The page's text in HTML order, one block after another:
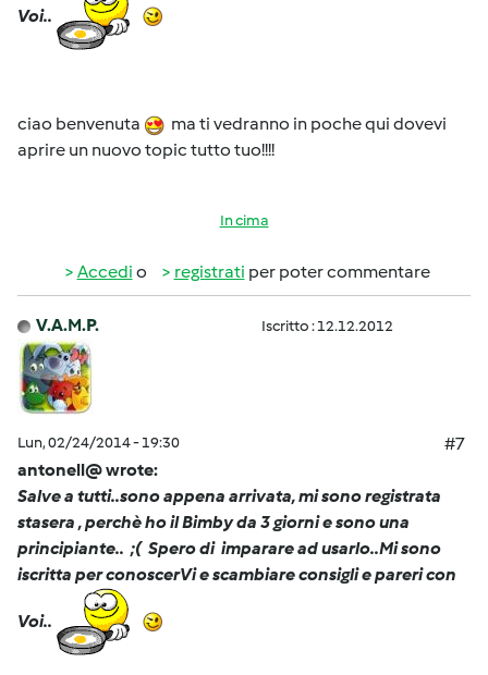
Voi..
ciao benvenuta
ma ti vedranno in poche qui dovevi
aprire un nuovo topic tutto tuo!!!!
In cima
Accedi o registrati per poter commentare
V.A.M.P. Iscritto : 12.12.2012
Lun, 02/24/2014 - 19:30
#7
antonell@ wrote:
Salve a tutti..sono appena arrivata, mi sono registrata
stasera , perchè ho il Bimby da 3 giorni e sono una
principiante.. ;( Spero di imparare ad usarlo..Mi sono
iscritta per conoscerVi e scambiare consigli e pareri con
Voi..